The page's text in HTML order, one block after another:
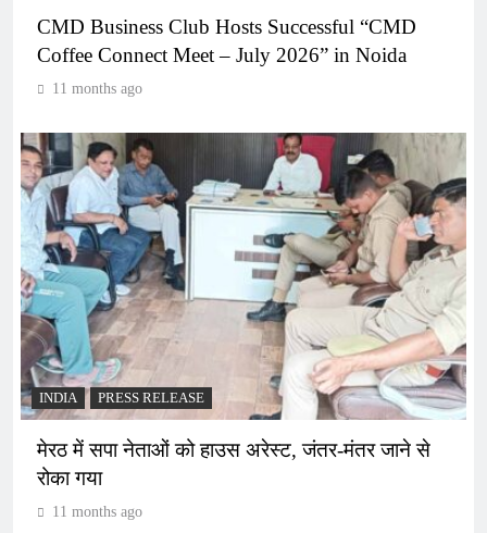
CMD Business Club Hosts Successful “CMD
Coffee Connect Meet – July 2026” in Noida
11 months ago
INDIA PRESS RELEASE
मेरठ में सपा नेताओं को हाउस अरेस्ट, जंतर-मंतर जाने से
रोका गया
11 months ago